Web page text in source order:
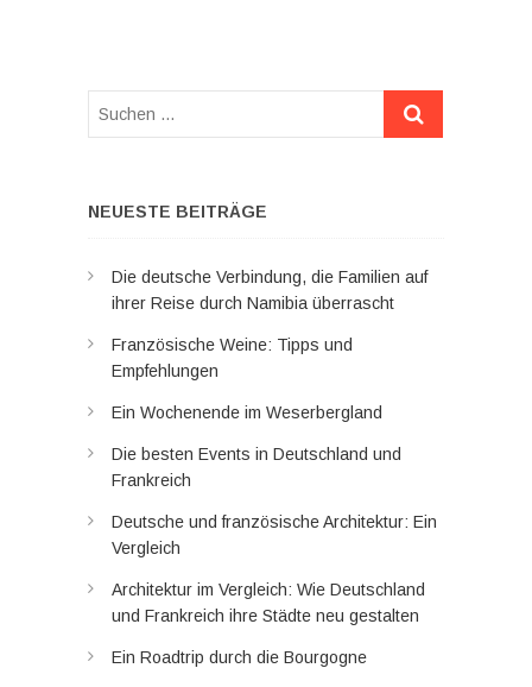
Suchen
NEUESTE BEITRÄGE
Die deutsche Verbindung, die Familien auf
ihrer Reise durch Namibia überrascht
Französische Weine: Tipps und
Empfehlungen
Ein Wochenende im Weserbergland
Die besten Events in Deutschland und
Frankreich
Deutsche und französische Architektur: Ein
Vergleich
Architektur im Vergleich: Wie Deutschland
und Frankreich ihre Städte neu gestalten
Ein Roadtrip durch die Bourgogne